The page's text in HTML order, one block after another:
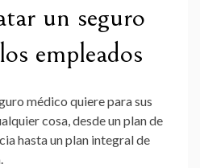
un seguro
empleados
médico quiere para sus
cosa, desde un plan de
hasta un plan integral de